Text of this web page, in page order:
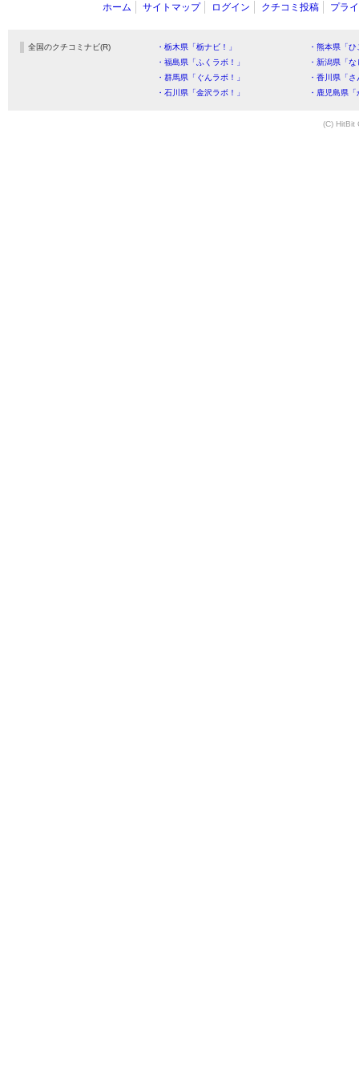
ホーム サイトマップ ログイン クチコミ投稿 プラ
全国のクチコミナビ(R) ・栃木県「栃ナビ！」
・熊本県「
・福島県「ふくラボ！」
・新潟県「
・群馬県「ぐんラボ！」
・香川県「
・石川県「金沢ラボ！」
・鹿児島県
(C) HitBit